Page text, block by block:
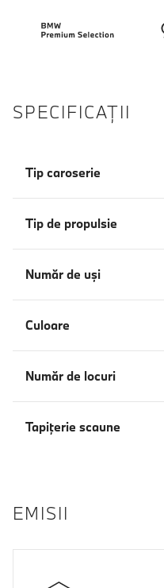
SPECIFICAŢII
Tip caroserie
Tip de propulsie
Număr de uşi
Culoare
Număr de locuri
Tapiţerie scaune
EMISII